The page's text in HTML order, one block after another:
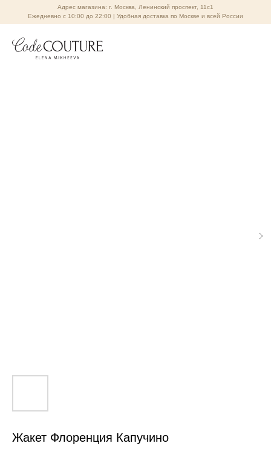
Адрес магазина: г. Москва, Ленинский проспект, 11с1
Ежедневно с 10:00 до 22:00 | Удобная доставка по Москве и всей России
Жакет Флоренция Капучино